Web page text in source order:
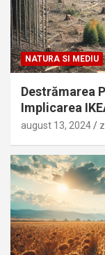
NATURA SI MEDIU
Destrămarea
Implicarea
august 13, 2024